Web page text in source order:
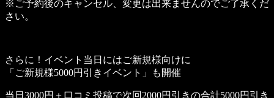
※ご予約後のキャンセル、変更は出来ませんのでご了承くだ
さい。
さらに！イベント当日にはご新規様向けに
「ご新規様5000円引きイベント」も開催
当日3000円＋口コミ投稿で次回2000円引きの合計5000円引き